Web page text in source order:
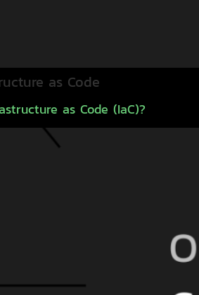
as Code
as Code (IaC)?